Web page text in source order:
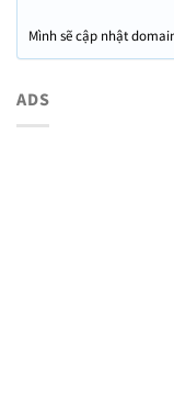
Mình sẽ cập nhật
ADS